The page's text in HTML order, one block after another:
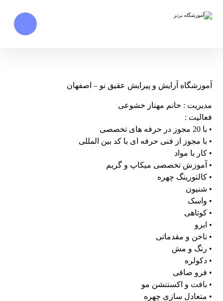
آموزشگاه آرایش و پیرایش عقیق نو – اصفهان
مدیریت : خانم مهناز خشوعی
فعالیت :
• با 20 مجوز در حرفه های تخصصی
• با مجوز از فنی حرفه ای با کد بین المللی
• کار با مواد
• آموزش تخصصی میکاپ و گریم
• کالتورینگ چهره
• شنیون
• واسک
• کوتاهی
• ابرو
• ناخن و مقدماتی
• رنگ و مش
• دکولره
• فرو صافی
• بافت و اکستنشن مو
• متعادل سازی چهره